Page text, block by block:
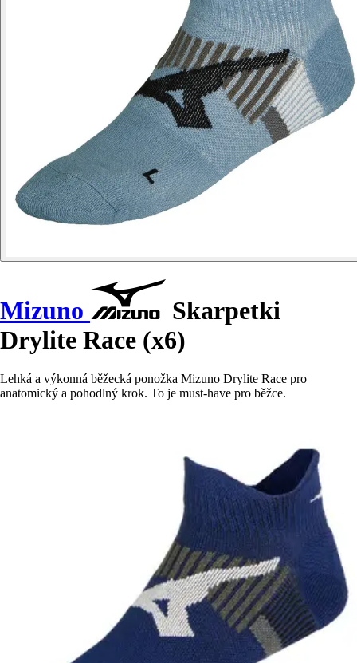
Mizuno
Skarpetki
Drylite Race (x6)
Lehká a výkonná běžecká ponožka Mizuno Drylite Race pro
anatomický a pohodlný krok. To je must-have pro běžce.